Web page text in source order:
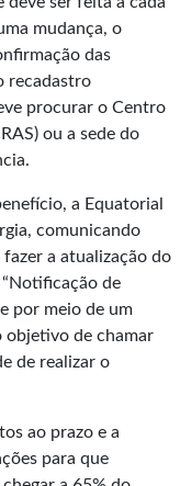
mudança, o
das
recadastro
procurar o Centro
ou a sede do
a Equatorial
comunicando
a atualização do
de
por meio de um
objetivo de chamar
de realizar o
ao prazo e a
para que